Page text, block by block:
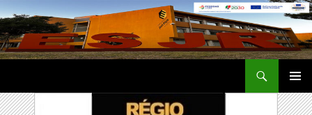
Saltar
para
o
conteúdo
MENU